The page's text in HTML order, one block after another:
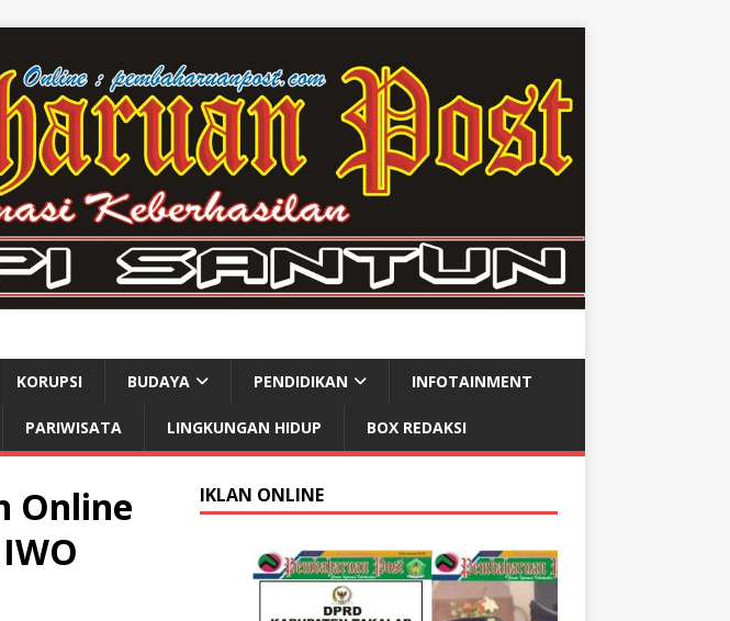
KORUPSI BUDAYA PENDIDIKAN INFOTAINMENT
PARIWISATA LINGKUNGAN HIDUP BOX REDAKSI
Online
IKLAN ONLINE